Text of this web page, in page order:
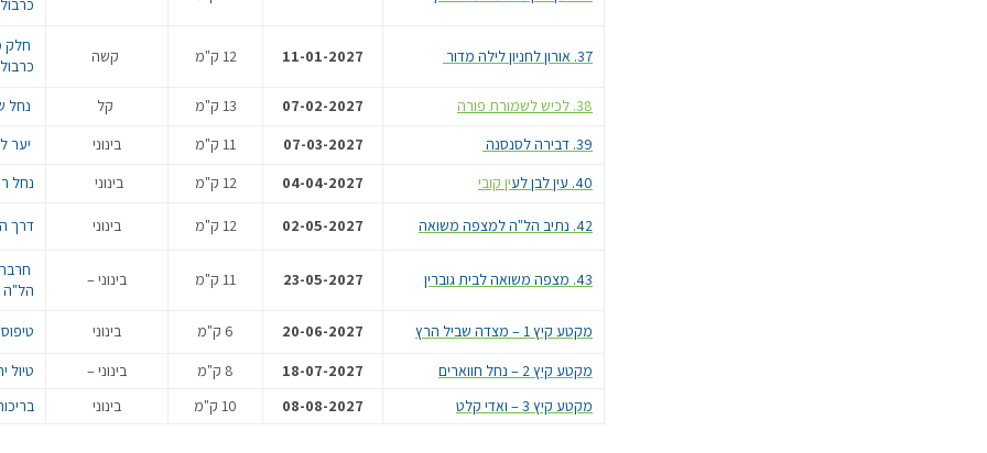
37. אורון לחניון לילה מדור 11-01-2027 12 ק"מ קשה
חלק
38. לכיש לשמורת פורה
07-02-2027 13 ק"מ קל
נחל
39. דבירה לסנסנה
07-03-2027 11 ק"מ בינוני
יער
40. עין לבן לע
ין קובי 04-04-2027 12 ק"מ בינוני נחל
42. נתיב הל"ה למצפה משואה 02-05-2027 12 ק"מ בינוני דרך
43. מצפה משואה לבית גוברין 23-05-2027 11 ק"מ בינוני –
הל"ה
מקטע קיץ 1 – מצדה שביל הרץ 20-06-2027 6 ק"מ בינוני
מקטע קיץ 2 – נחל חווארים
18-07-2027 8 ק"מ בינוני –
טיול
מקטע קיץ 3 – ואדי קלט
08-08-2027 10 ק"מ בינוני